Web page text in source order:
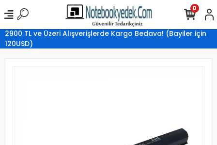
2900 TL ve Üzeri Alışverişlerde Kargo Bedava! (Bayiler için
120USD)
0